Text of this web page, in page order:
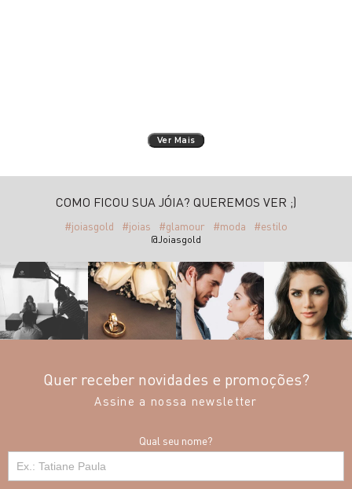
Ver Mais
COMO FICOU SUA JÓIA? QUEREMOS VER ;)
#joiasgold #joias #glamour #moda #estilo
@Joiasgold
Quer receber novidades e promoções?
Assine a nossa newsletter
Qual seu nome?